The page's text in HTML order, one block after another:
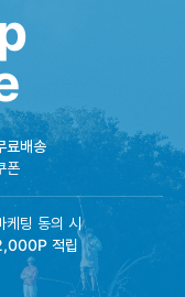
료배송
폰
케팅 동의 시
적립